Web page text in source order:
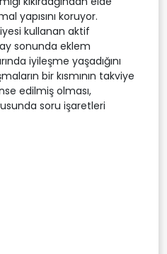
yapısını koruyor.
kullanan aktif
sonunda eklem
iyileşme yaşadığını
bir kısmının takviye
edilmiş olması,
soru işaretleri